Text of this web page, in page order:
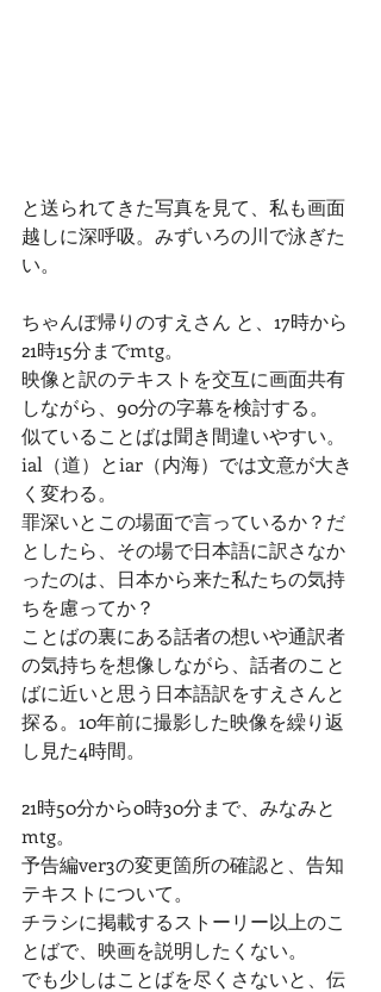
と送られてきた写真を見て、私も画面
越しに深呼吸。みずいろの川で泳ぎた
い。
ちゃんぽ帰りのすえさん と、17時から
21時15分までmtg。
映像と訳のテキストを交互に画面共有
しながら、90分の字幕を検討する。
似ていることばは聞き間違いやすい。
ial（道）とiar（内海）では文意が大き
く変わる。
罪深いとこの場面で言っているか？だ
としたら、その場で日本語に訳さなか
ったのは、日本から来た私たちの気持
ちを慮ってか？
ことばの裏にある話者の想いや通訳者
の気持ちを想像しながら、話者のこと
ばに近いと思う日本語訳をすえさんと
探る。10年前に撮影した映像を繰り返
し見た4時間。
21時50分から0時30分まで、みなみと
mtg。
予告編ver3の変更箇所の確認と、告知
テキストについて。
チラシに掲載するストーリー以上のこ
とばで、映画を説明したくない。
でも少しはことばを尽くさないと、伝